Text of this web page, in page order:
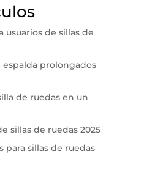
usuarios de sillas de
prolongados
de ruedas en un
sillas de ruedas 2025
para sillas de ruedas